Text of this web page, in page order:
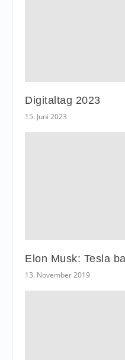
Digitaltag 2023
15. Juni 2023
Elon Musk: Tesla
13. November 2019